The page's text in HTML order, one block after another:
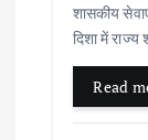
शासकीय
दिशा में
Read